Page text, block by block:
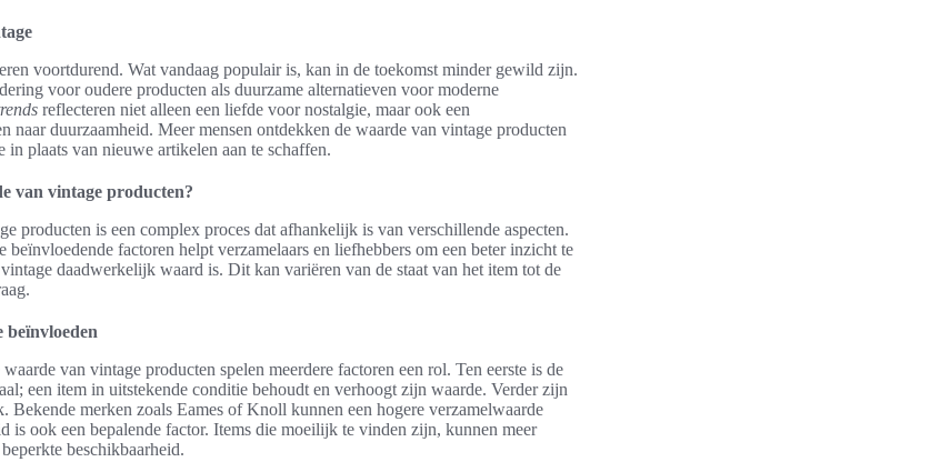
voortdurend. Wat vandaag populair is, kan in de toekomst minder gewild zijn.
voor oudere producten als duurzame alternatieven voor moderne
reflecteren niet alleen een liefde voor nostalgie, maar ook een
naar duurzaamheid. Meer mensen ontdekken de waarde van vintage producten
in plaats van nieuwe artikelen aan te schaffen.
van vintage producten?
producten is een complex proces dat afhankelijk is van verschillende aspecten.
beïnvloedende factoren helpt verzamelaars en liefhebbers om een beter inzicht te
daadwerkelijk waard is. Dit kan variëren van de staat van het item tot de
beïnvloeden
van vintage producten spelen meerdere factoren een rol. Ten eerste is de
een item in uitstekende conditie behoudt en verhoogt zijn waarde. Verder zijn
Bekende merken zoals Eames of Knoll kunnen een hogere verzamelwaarde
is ook een bepalende factor. Items die moeilijk te vinden zijn, kunnen meer
beschikbaarheid.